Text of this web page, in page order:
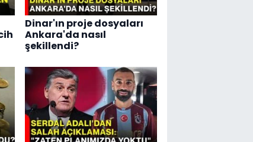
Dinar'ın proje dosyaları
Ankara'da nasıl
şekillendi?